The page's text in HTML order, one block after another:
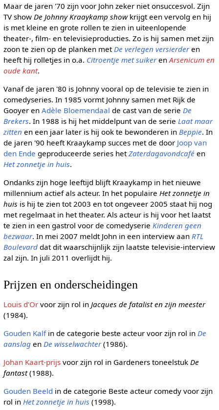
Maar de jaren '70 zijn voor John zeker niet onsuccesvol. Zijn
TV show De Johnny Kraaykamp showkrijgt een vervolg en hij
is met kleine en grote rollen te zien in uiteenlopende
theater-, film- en televisieproducties. Zo is hij samen met zijn
zoon te zien op de planken met De verlegen versierderen
heeft hij rolletjes in o.a. Citroentje met suikeren Arsenicum en
oude kant.
Vanaf de jaren '80 is Johnny vooral op de televisie te zien in
comedyseries. In 1985 vormt Johnny samen met Rijk de
Gooyer en Adèle Bloemendaal de cast van de serie De
Brekers. In 1988 is hij het middelpunt van de serie Laat maar
zitten en een jaar later is hij ook te bewonderen in Beppie. In
de jaren '90 heeft Kraaykamp succes met de door Joop van
den Ende geproduceerde series hetZaterdagavondcaféen
Het zonnetje in huis.
Ondanks zijn hoge leeftijd blijft Kraaykamp in het nieuwe
millennium actief als acteur. In het populaire Het zonnetje in
huis is hij te zien tot 2003 en tot ongeveer 2005 staat hij nog
met regelmaat in het theater. Als acteur is hij voor het laatst
te zien in een gastrol voor de comedyserie Kinderen geen
bezwaar. In mei 2007 meldt John in een interview aan RTL
Boulevarddat dit waarschijnlijk zijn laatste televisie-interview
zal zijn. In juli 2011 overlijdt hij.
Prijzen en onderscheidingen
Louis d’Orvoor zijn rol in Jacques de fatalist en zijn meester
(1984).
Gouden Kalfin de categorie beste acteur voor zijn rol in De
aanslagen De wisselwachter(1986).
Johan Kaart-prijsvoor zijn rol in Gardeners toneelstuk De
fantast(1988).
Gouden Beeld in de categorie Beste acteur comedy voor zijn
rol in Het zonnetje in huis (1998).